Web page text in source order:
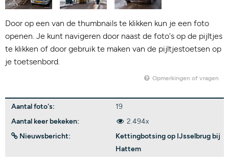
Door op een van de thumbnails te klikken kun je een foto
openen. Je kunt navigeren door naast de foto's op de pijltjes
te klikken of door gebruik te maken van de pijltjestoetsen op
je toetsenbord.
Opmerkingen of vragen
Aantal foto's:
19
Aantal keer bekeken:
2.494x
Nieuwsbericht:
Kettingbotsing op IJsselbrug bij
Hattem